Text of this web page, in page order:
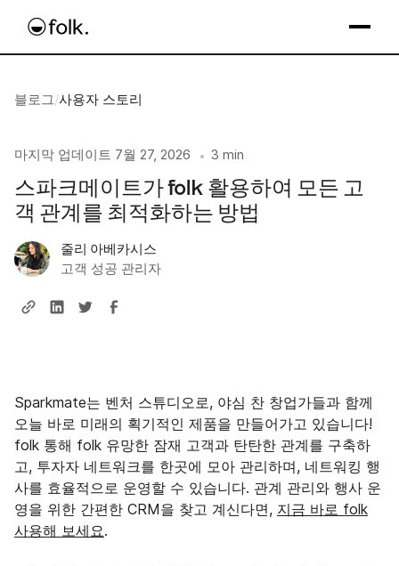
블로그/사용자 스토리
마지막 업데이트 7월 27, 2026 • 3 min
스파크메이트가 folk 활용하여 모든 고
객 관계를 최적화하는 방법
줄리 아베카시스
고객 성공 관리자
Sparkmate는 벤처 스튜디오로, 야심 찬 창업가들과 함께
오늘 바로 미래의 획기적인 제품을 만들어가고 있습니다!
folk 통해 folk 유망한 잠재 고객과 탄탄한 관계를 구축하
고, 투자자 네트워크를 한곳에 모아 관리하며, 네트워킹 행
사를 효율적으로 운영할 수 있습니다. 관계 관리와 행사 운
영을 위한 간편한 CRM을 찾고 계신다면, 지금 바로 folk
사용해 보세요.